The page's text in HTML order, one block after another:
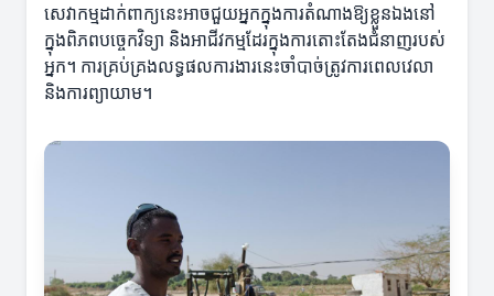
សេវាកម្មដាក់ពាក្យនេះអាចជួយអ្នកក្នុងការតំណាងឱ្យខ្លួនឯងនៅ
ក្នុងពិភពបច្ចេកវិទ្យា និងអាជីវកម្មដែរក្នុងការតោះតែងជំនាញរបស់
អ្នក។ ការគ្រប់គ្រងលទ្ធផលការងារនេះចាំបាច់ត្រូវការពេលវេលា
និងការព្យាយាម។